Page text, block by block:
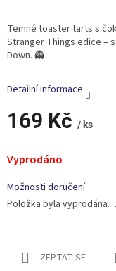
169 Kč / ks
cena:
Vyprodáno
Možnosti doručení
Položka byla vyprodána…
Temné toaster tarts s
Stranger Things edice –
Down. 👻
Detailní informace
ZEPTAT SE